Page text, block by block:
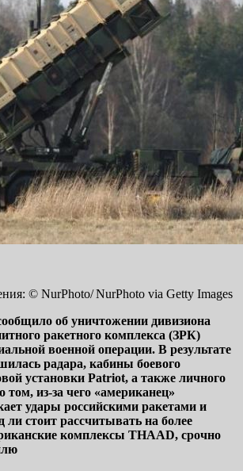
© NurPhoto/ NurPhoto via Getty Images
об уничтожении дивизиона
ракетного комплекса (ЗРК)
военной операции. В результате
радара, кабины боевого
установки Patriot, а также личного
из-за чего «американец»
удары российскими ракетами и
ли стоит рассчитывать на более
комплексы THAAD, срочно